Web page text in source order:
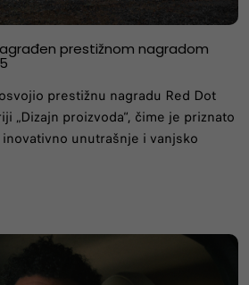
prestižnom nagradom
prestižnu nagradu Red Dot
„Dizajn proizvoda“, čime je priznato
unutrašnje i vanjsko